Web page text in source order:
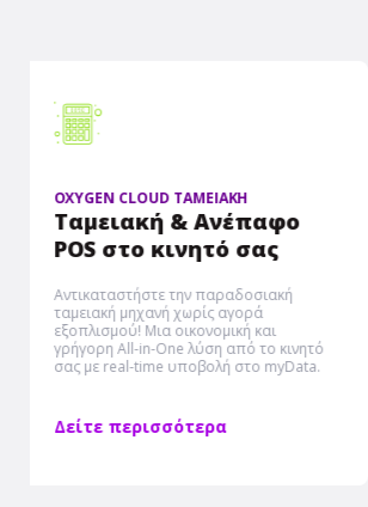
OXYGEN PELATOLOGIO
Ηλεκτρονική
τιμολόγηση &
Εύκολη και αξιόπιστη ηλεκτρονική
τιμολόγηση με υποβολή στο
μέσω μιας ολοκληρωμένης
πλατφόρμας, ιδανική για κάθε
παραστατικά που εκδίδει η
σας.
Δείτε περισσότερα